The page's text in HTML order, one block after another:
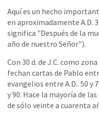
Aquí es un hecho
en aproximadamente A.D.
significa "Después de la
año de nuestro Señor").
Con 30 d. de J.C. como
fechan cartas de Pablo
evangelios entre A.D.. 50 y
y 90. Hace la mayoría de
de sólo veinte a cuarenta